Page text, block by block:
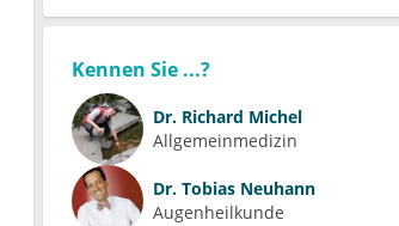
Kennen Sie ...?
Dr. Richard Michel
Allgemeinmedizin
Dr. Tobias Neuhann
Augenheilkunde